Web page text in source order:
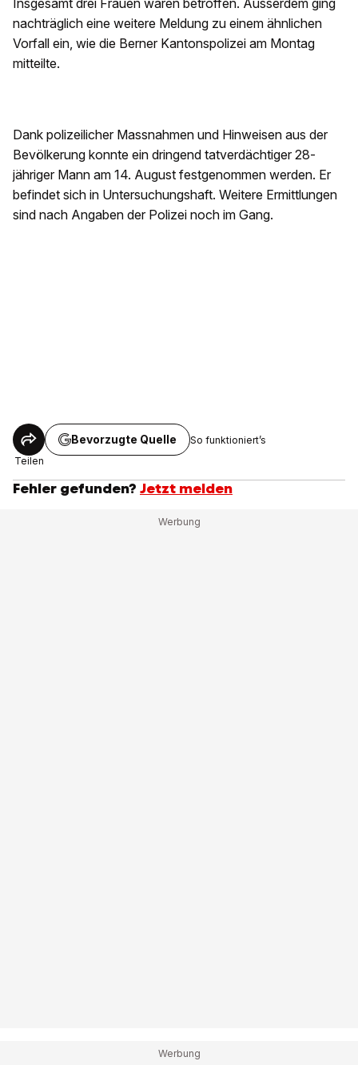
Insgesamt drei Frauen waren betroffen. Ausserdem ging
nachträglich eine weitere Meldung zu einem ähnlichen
Vorfall ein, wie die Berner Kantonspolizei am Montag
mitteilte.
Dank polizeilicher Massnahmen und Hinweisen aus der
Bevölkerung konnte ein dringend tatverdächtiger 28-
jähriger Mann am 14. August festgenommen werden. Er
befindet sich in Untersuchungshaft. Weitere Ermittlungen
sind nach Angaben der Polizei noch im Gang.
Teilen
Bevorzugte Quelle So funktioniert’s
Fehler gefunden? Jetzt melden